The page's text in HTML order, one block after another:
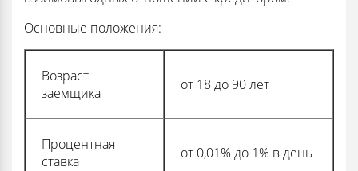
Основные положения:
Возраст
заемщика
от 18 до 90 лет
Процентная
ставка
от 0,01% до 1% в день